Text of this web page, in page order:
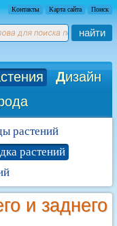
Контакты Карта сайта Поиск
найти
Дизайн
растений
растений
и заднего